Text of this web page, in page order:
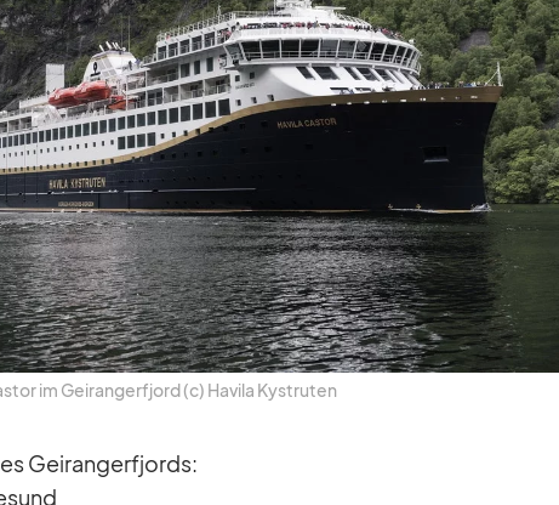
im Ge­i­rang­erfjord (c) Ha­vila Kys­tru­ten
Ge­i­rang­erfjords: